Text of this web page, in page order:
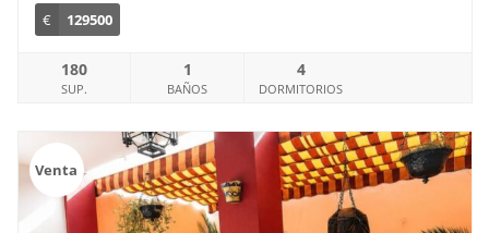
€ 129500
180
SUP.
1
BAÑOS
4
DORMITORIOS
Venta